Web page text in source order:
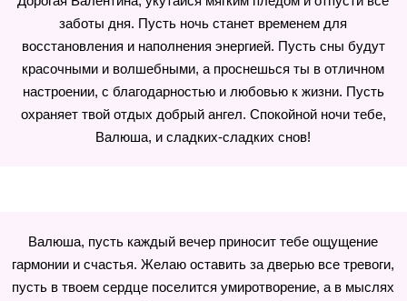
заботы дня. Пусть ночь станет временем для
восстановления и наполнения энергией. Пусть сны будут
красочными и волшебными, а проснешься ты в отличном
настроении, с благодарностью и любовью к жизни. Пусть
охраняет твой отдых добрый ангел. Спокойной ночи тебе,
Валюша, и сладких-сладких снов!
Валюша, пусть каждый вечер приносит тебе ощущение
гармонии и счастья. Желаю оставить за дверью все тревоги,
пусть в твоем сердце поселится умиротворение, а в мыслях